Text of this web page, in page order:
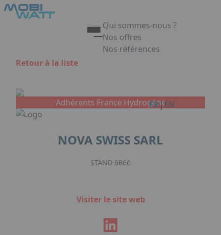
Aller au contenu principal
Qui sommes-nous ?
Nos offres
Nos références
FR|EN
Retour à la liste
Adhérents France Hydrogène
NOVA SWISS SARL
STAND 6B66
Visiter le site web
Panneau de gestion des cookies